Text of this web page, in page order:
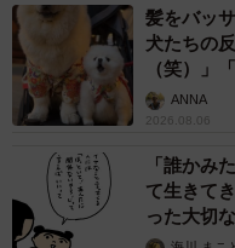
まいどな
2026.08.06
「事故物
ていませ
能性」を
平藤 清刀
2026.08.06
東京・千
歴史ある